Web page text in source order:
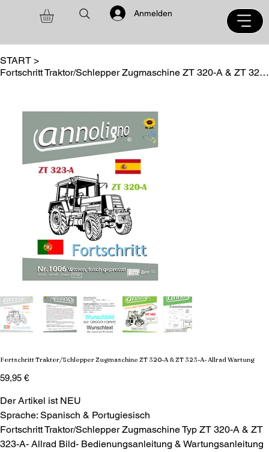
Anmelden
START >
Fortschritt Traktor/Schlepper Zugmaschine ZT 320-A & ZT 323-A- Allrad Wartung
Fortschritt Traktor/Schlepper Zugmaschine ZT 320-A & ZT 323-A- Allrad Wartung
Preis
59,95 €
Der Artikel ist NEU
Sprache: Spanisch & Portugiesisch
Fortschritt Traktor/Schlepper Zugmaschine Typ ZT 320-A & ZT
323-A- Allrad Bild- Bedienungsanleitung & Wartungsanleitung